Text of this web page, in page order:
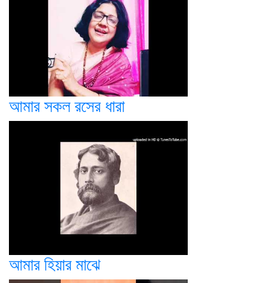
আমার সকল রসের ধারা
আমার হিয়ার মাঝে